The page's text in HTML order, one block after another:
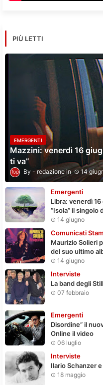
PIÙ LETTI
EMERGENTI
Mazzini: venerdì 16
ti va”
redazione 14
Emergenti
Libra: venerdì
“Isola” il singolo
14 giugno
Comunicati
Maurizio Solieri
del suo ultimo
14 giugno
Interviste
La band degli
07 febbraio
Emergenti
Disordine” il
Online il video
06 luglio
Interviste
Ilario Schanzer e
18 maggio